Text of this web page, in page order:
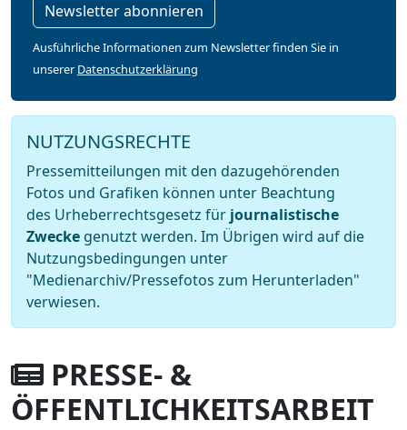
Newsletter abonnieren
Ausführliche Informationen zum Newsletter finden Sie in
unserer Datenschutzerklärung
NUTZUNGSRECHTE
Pressemitteilungen mit den dazugehörenden
Fotos und Grafiken können unter Beachtung
des Urheberrechtsgesetz für journalistische
Zwecke genutzt werden. Im Übrigen wird auf die
Nutzungsbedingungen unter
"Medienarchiv/Pressefotos zum Herunterladen"
verwiesen.
PRESSE- &
ÖFFENTLICHKEITSARBEIT